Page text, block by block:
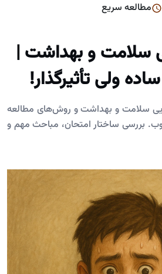
مطالعه سریع
سلامت و بهداشت |
ولی تأثیرگذار!
سلامت و بهداشت و روش‌های مطالعه
بررسی ساختار امتحان، مباحث مهم و